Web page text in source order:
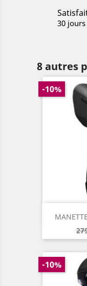
30
8 autres
de
-10%

-10%